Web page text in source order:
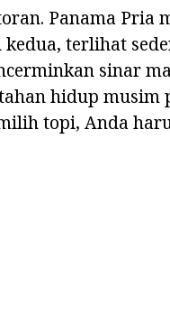
Panama Pria
kedua, terlihat
sinar
hidup musim
topi, Anda